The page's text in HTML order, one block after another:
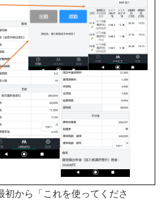
初から「これを使ってくださ